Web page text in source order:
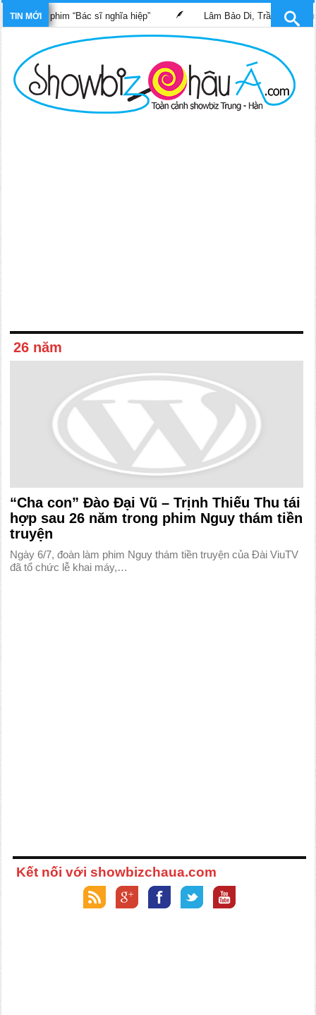
TIN MỚIphim “Bác sĩ nghĩa hiệp” Lâm Bảo Di, Trần Pháp Dung
26 năm
“Cha con” Đào Đại Vũ – Trịnh Thiếu Thu tái
hợp sau 26 năm trong phim Nguy thám tiền
truyện
Ngày 6/7, đoàn làm phim Nguy thám tiền truyện của Đài ViuTV
đã tổ chức lễ khai máy,…
Kết nối với showbizchaua.com